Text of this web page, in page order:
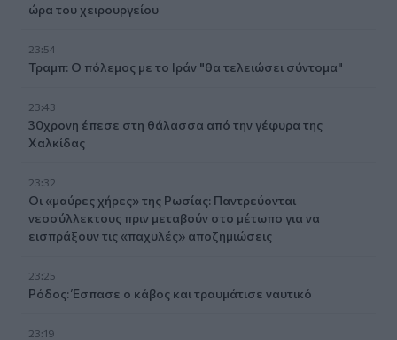
ώρα του χειρουργείου
23:54
Τραμπ: Ο πόλεμος με το Ιράν "θα τελειώσει σύντομα"
23:43
30χρονη έπεσε στη θάλασσα από την γέφυρα της
Χαλκίδας
23:32
Οι «μαύρες χήρες» της Ρωσίας: Παντρεύονται
νεοσύλλεκτους πριν μεταβούν στο μέτωπο για να
εισπράξουν τις «παχυλές» αποζημιώσεις
23:25
Ρόδος: Έσπασε ο κάβος και τραυμάτισε ναυτικό
23:19